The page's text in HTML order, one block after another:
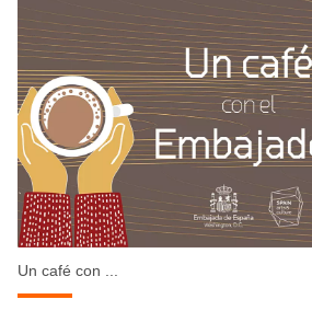
Un café con ...